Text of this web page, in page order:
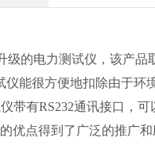
级的电力测试仪，该产
能很方便地扣除由于环
带有RS232通讯接口，
优点得到了广泛的推广和